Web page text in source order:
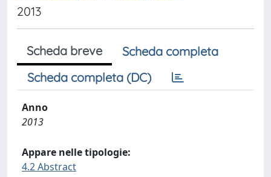
2013
Scheda breve
Scheda completa
Scheda completa (DC)
Anno
2013
Appare nelle tipologie:
4.2 Abstract